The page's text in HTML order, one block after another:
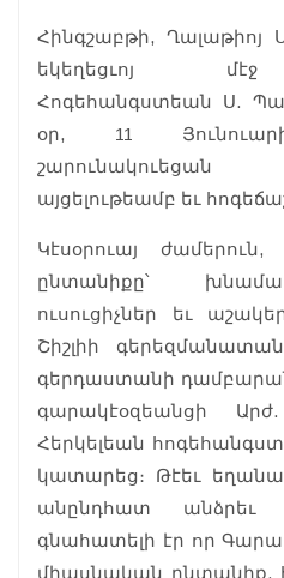
Հինգշաբթի, Ղալաթիոյ
եկեղեցւոյ մէջ
Հոգեհանգստեան Ս.
օր, 11
շարունակուեցան
այցելութեամբ եւ
Կէսօրուայ
ընտանիքը՝
ուսուցիչներ եւ
Շիշլիի
գերդաստանի
գարակէօզեանցի
Հերկելեան
կատարեց։ Թէեւ
անընդհատ
գնահատելի էր որ
միասնական ընտանիք,